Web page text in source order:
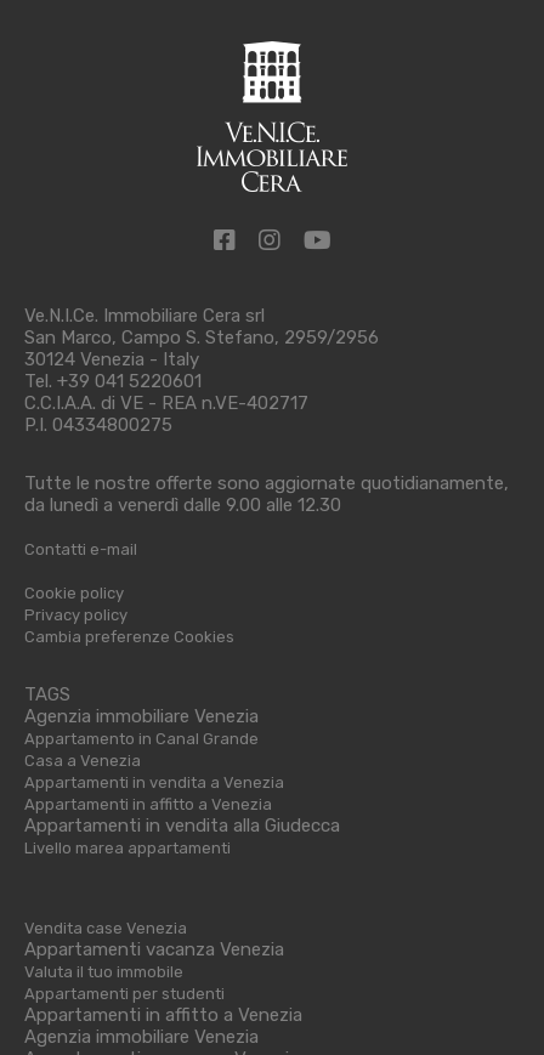
Ve.N.I.Ce. Immobiliare Cera srl
San Marco, Campo S. Stefano, 2959/2956
30124 Venezia - Italy
Tel. +39 041 5220601
C.C.I.A.A. di VE - REA n.VE-402717
P.I. 04334800275
Tutte le nostre offerte sono aggiornate quotidianamente,
da lunedì a venerdì dalle 9.00 alle 12.30
Contatti e-mail
Cookie policy
Privacy policy
Cambia preferenze Cookies
TAGS
Agenzia immobiliare Venezia
Appartamento in Canal Grande
Casa a Venezia
Appartamenti in vendita a Venezia
Appartamenti in affitto a Venezia
Appartamenti in vendita alla Giudecca
Livello marea appartamenti
Vendita case Venezia
Appartamenti vacanza Venezia
Valuta il tuo immobile
Appartamenti per studenti
Appartamenti in affitto a Venezia
Agenzia immobiliare Venezia